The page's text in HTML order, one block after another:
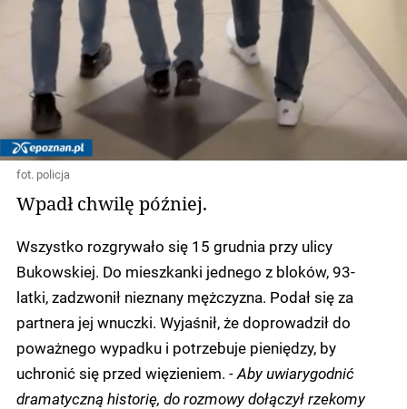
fot. policja
Wpadł chwilę później.
Wszystko rozgrywało się 15 grudnia przy ulicy
Bukowskiej. Do mieszkanki jednego z bloków, 93-
latki, zadzwonił nieznany mężczyzna. Podał się za
partnera jej wnuczki. Wyjaśnił, że doprowadził do
poważnego wypadku i potrzebuje pieniędzy, by
uchronić się przed więzieniem. - Aby uwiarygodnić
dramatyczną historię, do rozmowy dołączył rzekomy